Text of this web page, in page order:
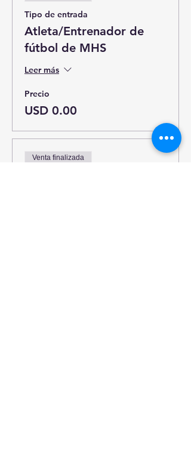
Tipo de entrada
Atleta/Entrenador de
fútbol de MHS
Leer más
Precio
USD 0.00
Venta finalizada